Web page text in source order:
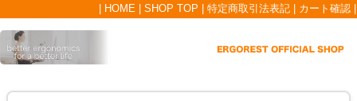
HOME SHOP TOP 特定商取引法表記 カート確認